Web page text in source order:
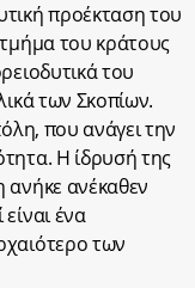
προέκταση του
του κράτους
του
των Σκοπίων.
που ανάγει την
Η ίδρυσή της
ανέκαθεν
ένα
των